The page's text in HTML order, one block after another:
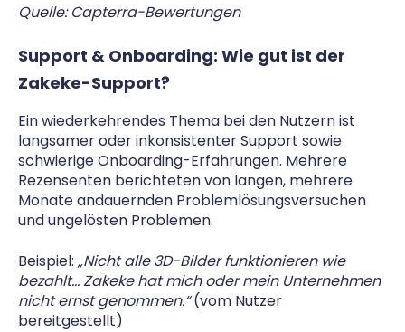
Quelle:Capterra-Bewertungen
Support & Onboarding: Wie gut ist der
Zakeke-Support?
Ein wiederkehrendes Thema bei den Nutzern ist
langsamer oder inkonsistenter Support sowie
schwierige Onboarding-Erfahrungen. Mehrere
Rezensenten berichteten von langen, mehrere
Monate andauernden Problemlösungsversuchen
und ungelösten Problemen.
Beispiel: „Nicht alle 3D-Bilder funktionieren wie
bezahlt… Zakeke hat mich oder mein Unternehmen
nicht ernst genommen.“(vom Nutzer
bereitgestellt)